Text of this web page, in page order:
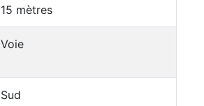
15 mètres
Voie
Sud